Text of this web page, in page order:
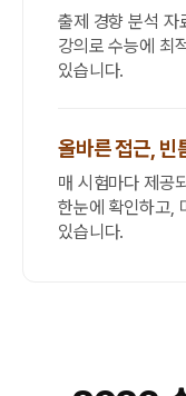
출제 경향 분석 자
강의로 수능에 최
있습니다.
올바른 접근, 빈
매 시험마다 제공
한눈에 확인하고,
있습니다.